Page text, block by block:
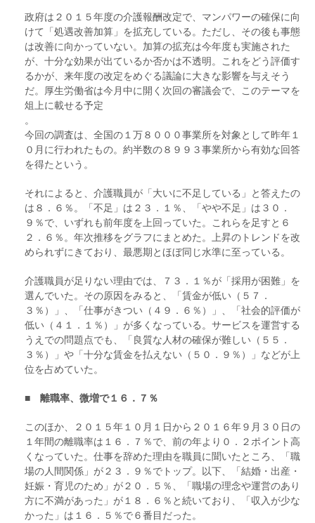
政府は２０１５年度の介護報酬改定で、マンパワーの確保に向
けて「処遇改善加算」を拡充している。ただし、その後も事態
は改善に向かっていない。加算の拡充は今年度も実施された
が、十分な効果が出ているか否かは不透明。これをどう評価す
るかが、来年度の改定をめぐる議論に大きな影響を与えそう
だ。厚生労働省は今月中に開く次回の審議会で、このテーマを
俎上に載せる予定
。
今回の調査は、全国の１万８０００事業所を対象として昨年１
０月に行われたもの。約半数の８９９３事業所から有効な回答
を得たという。
それによると、介護職員が「大いに不足している」と答えたの
は８．６％。「不足」は２３．１％、「やや不足」は３０．
９％で、いずれも前年度を上回っていた。これらを足すと６
２．６％。年次推移をグラフにまとめた。上昇のトレンドを改
められずにきており、最悪期とほぼ同じ水準に至っている。
介護職員が足りない理由では、７３．１％が「採用が困難」を
選んでいた。その原因をみると、「賃金が低い（５７．
３％）」、「仕事がきつい（４９．６％）」、「社会的評価が
低い（４１．１％）」が多くなっている。サービスを運営する
うえでの問題点でも、「良質な人材の確保が難しい（５５．
３％）」や「十分な賃金を払えない（５０．９％）」などが上
位を占めていた。
■ 離職率、微増で１６．７％
このほか、２０１５年１０月１日から２０１６年９月３０日の
１年間の離職率は１６．７％で、前の年より０．２ポイント高
くなっていた。仕事を辞めた理由を職員に聞いたところ、「職
場の人間関係」が２３．９％でトップ。以下、「結婚・出産・
妊娠・育児のため」が２０．５％、「職場の理念や運営のあり
方に不満があった」が１８．６％と続いており、「収入が少な
かった」は１６．５％で６番目だった。